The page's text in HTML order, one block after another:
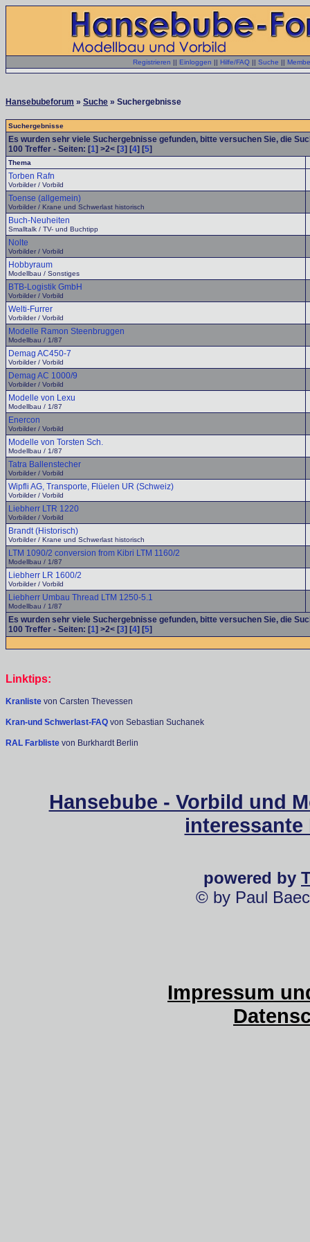
Registrieren || Einloggen || Hilfe/FAQ || Suche ||
Hansebubeforum » Suche » Suchergebnisse
Suchergebnisse
Es wurden sehr viele Suchergebnisse gefunden, bitte versuchen Sie, die
100 Treffer - Seiten: [1] >2< [3] [4] [5]
Thema
Torben Rafn
Vorbilder / Vorbild
Toense (allgemein)
Vorbilder / Krane und Schwerlast historisch
Buch-Neuheiten
Smalltalk / TV- und Buchtipp
Nolte
Vorbilder / Vorbild
Hobbyraum
Modellbau / Sonstiges
BTB-Logistik GmbH
Vorbilder / Vorbild
Welti-Furrer
Vorbilder / Vorbild
Modelle Ramon Steenbruggen
Modellbau / 1/87
Demag AC450-7
Vorbilder / Vorbild
Demag AC 1000/9
Vorbilder / Vorbild
Modelle von Lexu
Modellbau / 1/87
Enercon
Vorbilder / Vorbild
Modelle von Torsten Sch.
Modellbau / 1/87
Tatra Ballenstecher
Vorbilder / Vorbild
Wipfli AG, Transporte, Flüelen UR (Schweiz)
Vorbilder / Vorbild
Liebherr LTR 1220
Vorbilder / Vorbild
Brandt (Historisch)
Vorbilder / Krane und Schwerlast historisch
LTM 1090/2 conversion from Kibri LTM 1160/2
Modellbau / 1/87
Liebherr LR 1600/2
Vorbilder / Vorbild
Liebherr Umbau Thread LTM 1250-5.1
Modellbau / 1/87
Es wurden sehr viele Suchergebnisse gefunden, bitte versuchen Sie, die
100 Treffer - Seiten: [1] >2< [3] [4] [5]
Linktips:
Kranliste von Carsten Thevessen
Kran-und Schwerlast-FAQ von Sebastian Suchanek
RAL Farbliste von Burkhardt Berlin
Hansebube - Vorbild und
powered by
© by Paul
Impressum